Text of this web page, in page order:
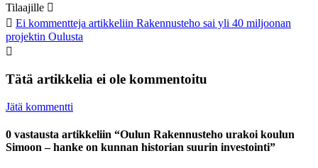
Tilaajille
Ei kommentteja artikkeliin Rakennusteho sai yli 40 miljoonan
projektin Oulusta
Tätä artikkelia ei ole kommentoitu
Jätä kommentti
0 vastausta artikkeliin “Oulun Rakennusteho urakoi koulun
Simoon – hanke on kunnan historian suurin investointi”